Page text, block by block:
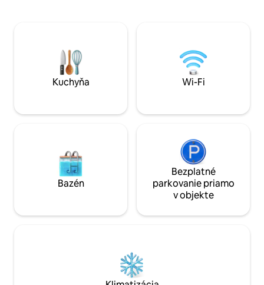
reštauráciami. Pokojné miesto na
odpočinok po aktívnom dni medzi
morom, horami a dobrým jedlom.
pobytu: 1 týždeň.
soboty. Bez
Kuchyňa Wi-Fi
Bazén
Bezplatné
parkovanie priamo
v objekte